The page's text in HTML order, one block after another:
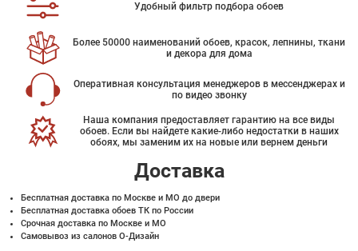
Удобный фильтр подбора обоев
Более 50000 наименований обоев, красок, лепнины, ткани
и декора для дома
Оперативная консультация менеджеров в мессенджерах и
по видео звонку
Наша компания предоставляет гарантию на все виды
обоев. Если вы найдете какие-либо недостатки в наших
обоях, мы заменим их на новые или вернем деньги
Доставка
Бесплатная доставка по Москве и МО до двери
Бесплатная доставка обоев ТК по России
Срочная доставка по Москве и МО
Самовывоз из салонов О-Дизайн